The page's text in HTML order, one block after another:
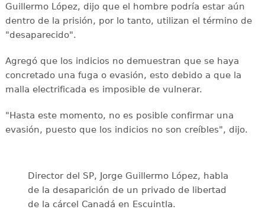
Guillermo López, dijo que el hombre podría estar aún
dentro de la prisión, por lo tanto, utilizan el término de
"desaparecido".
Agregó que los indicios no demuestran que se haya
concretado una fuga o evasión, esto debido a que la
malla electrificada es imposible de vulnerar.
"Hasta este momento, no es posible confirmar una
evasión, puesto que los indicios no son creíbles", dijo.
Director del SP, Jorge Guillermo López, habla
de la desaparición de un privado de libertad
de la cárcel Canadá en Escuintla.